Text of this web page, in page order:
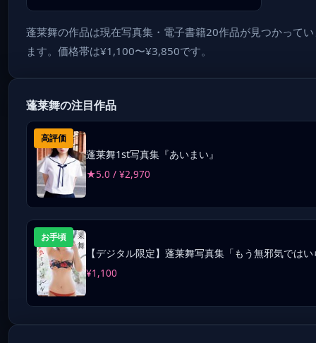
蓬莱舞の作品は現在写真集・電子書籍20作品が見つかって
ます。価格帯は¥1,100〜¥3,850です。
蓬莱舞の注目作品
高評価
蓬莱舞1st写真集『あいまい』
★5.0 / ¥2,970
お手頃
【デジタル限定】蓬莱舞写真集「もう無邪気では
¥1,100